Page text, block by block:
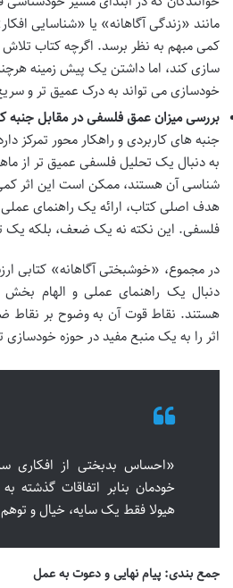
مانند «زندگی آگاهانه» یا «شناسایی
کمی مبهم به نظر برسد. اگرچه کتاب تلاش
سازی کند، اما داشتن یک پیش زمینه
خودسازی می تواند به درک عمیق تر و
بررسی میزان عمق فلسفی در مقابل جنبه
جنبه های کاربردی و راهکار محور تمرکز
به دنبال یک تحلیل فلسفی عمیق تر از
شناسی آن هستند، ممکن است این اثر
هدف اصلی کتاب، ارائه یک راهنمای
فلسفی. این نکته نه یک ضعف، بلکه یک
در مجموع، «خوشبختی آگاهانه» کتابی
دنبال یک راهنمای عملی و الهام بخش
هستند. نقاط قوت آن به وضوح بر نقاط
اثر را به یک منبع مفید در حوزه خودسازی
«احساس بدبختی از افکاری
خودمان بنابر اتفاقات گذشته
هیولا فقط یک سایه، خیال و
جمع بندی: پیام نهایی و دعوت به عمل